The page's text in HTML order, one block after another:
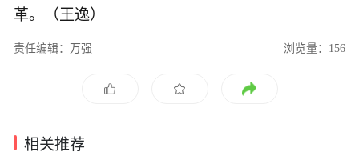
革。（王逸）
责任编辑：万强 浏览量：156
相关推荐